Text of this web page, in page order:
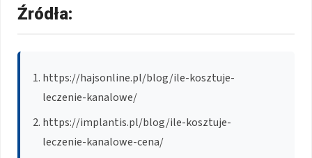
Źródła:
https://hajsonline.pl/blog/ile-kosztuje-
leczenie-kanalowe/
https://implantis.pl/blog/ile-kosztuje-
leczenie-kanalowe-cena/